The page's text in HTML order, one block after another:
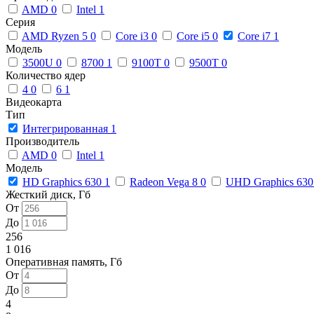
AMD 0 Intel 1
Серия
AMD Ryzen 5 0 Core i3 0 Core i5 0 Core i7 1
Модель
3500U 0 8700 1 9100T 0 9500T 0
Количество ядер
4 0 6 1
Видеокарта
Тип
Интегрированная 1
Производитель
AMD 0 Intel 1
Модель
HD Graphics 630 1 Radeon Vega 8 0
UHD Graphics
Жесткий диск, Гб
От
До
256
1 016
Оперативная память, Гб
От
До
4